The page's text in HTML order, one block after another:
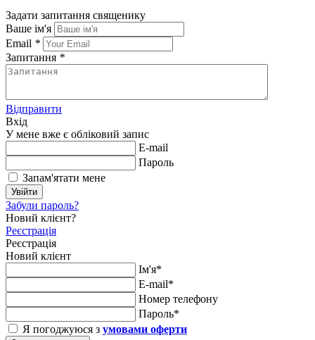
Задати запитання священику
Ваше ім'я
Email *
Запитання *
Відправити
Вхід
У мене вже є обліковий запис
E-mail
Пароль
Запам'ятати мене
Увійти
Забули пароль?
Новий клієнт?
Реєстрація
Реєстрація
Новий клієнт
Ім'я*
E-mail*
Номер телефону
Пароль*
Я погоджуюся з умовами оферти